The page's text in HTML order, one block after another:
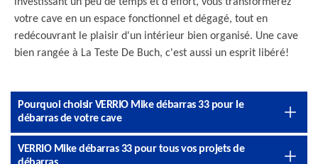
votre cave en un espace fonctionnel et dégagé, tout en
redécouvrant le plaisir d'un intérieur bien organisé. Une cave
bien rangée à La Teste De Buch, c'est aussi un esprit libéré!
Pourquoi choisir VERRIO Mike débarras 33 pour le
débarras de votre cave
VERRIO Mike débarras 33 pour tous vos projets de